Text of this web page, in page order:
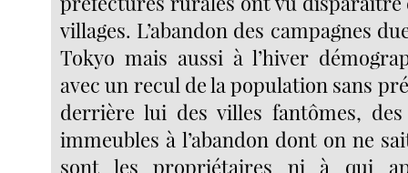
villages. L’abandon des campagnes
Tokyo mais aussi à l’hiver
avec un recul de la population sans
derrière lui des villes fantômes,
immeubles à l’abandon dont on ne
sont les propriétaires ni à qui